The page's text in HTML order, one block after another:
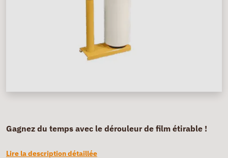
Gagnez du temps avec le dérouleur de film étirable !
Lire la description détaillée